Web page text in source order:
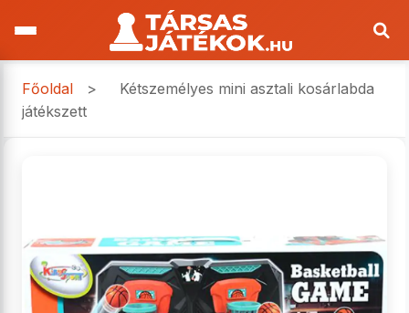
Főoldal >
Kétszemélyes mini asztali kosárlabda
játékszett